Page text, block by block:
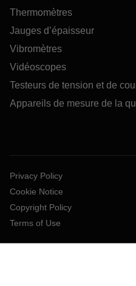
Thermomètres
Jauges d’épaisseur
Vibromètres
Vidéoscopes
Testeurs de tension et de
Appareils de mesure de la
Privacy Policy
Cookie Notice
Copyright Policy
Terms of Use